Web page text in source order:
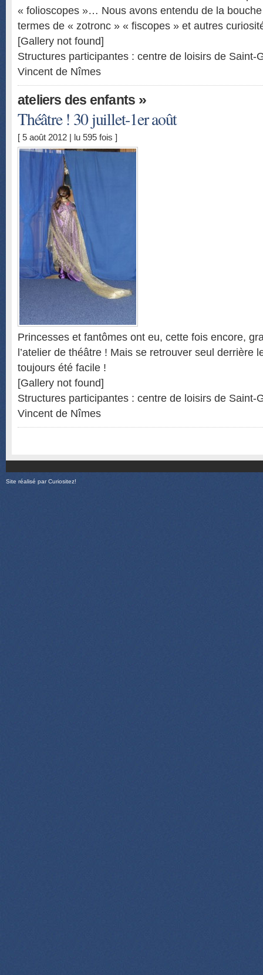
« folioscopes »… Nous avons entendu de la
termes de « zotronc » « fiscopes » et autres
[Gallery not found]
Structures participantes : centre de loisirs de Saint-
Vincent de Nîmes
ateliers des enfants »
Théâtre ! 30 juillet-1er août
[ 5 août 2012 | lu 595 fois ]
Princesses et fantômes ont eu, cette fois encore,
l’atelier de théâtre ! Mais se retrouver seul derrière
toujours été facile !
[Gallery not found]
Structures participantes : centre de loisirs de Saint-
Vincent de Nîmes
Site réalisé parCuriositez!